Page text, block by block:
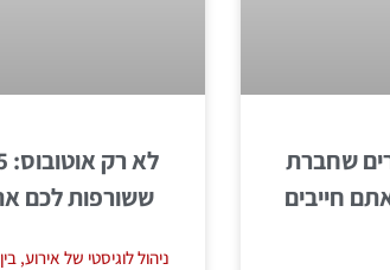
5 דברים שחברת
חייבים
ששורפות לכם
ניהול לוגיסטי של